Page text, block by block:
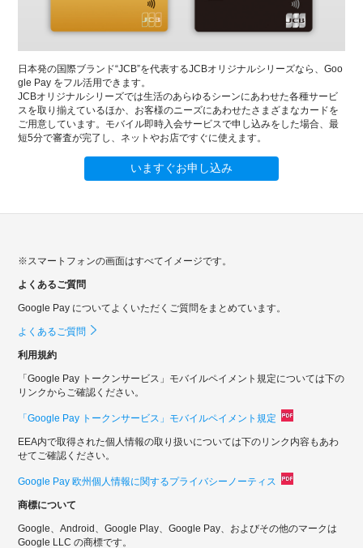
日本発の国際ブランド“JCB”を代表するJCBオリジナルシリーズなら、Goo
gle Pay をフル活用できます。
JCBオリジナルシリーズでは生活のあらゆるシーンにあわせた各種サービ
スを取り揃えているほか、お客様のニーズにあわせたさまざまなカードを
ご用意しています。モバイル即時入会サービスで申し込みをした場合、最
短5分で審査が完了し、ネットやお店ですぐに使えます。
いますぐお申し込み
※スマートフォンの画面はすべてイメージです。
よくあるご質問
Google Pay についてよくいただくご質問をまとめています。
よくあるご質問
利用規約
「Google Pay トークンサービス」モバイルペイメント規定については下の
リンクからご確認ください。
「Google Pay トークンサービス」モバイルペイメント規定
EEA内で取得された個人情報の取り扱いについては下のリンク内容もあわ
せてご確認ください。
Google Pay 欧州個人情報に関するプライバシーノーティス
商標について
Google、Android、Google Play、Google Pay、およびその他のマークは
Google LLC の商標です。